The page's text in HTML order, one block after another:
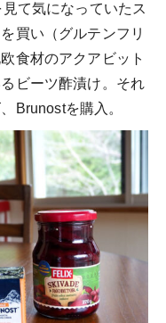
て気になっていたス
買い（グルテンフリ
食材のアクアビット
ビーツ酢漬け。それ
Brunostを購入。